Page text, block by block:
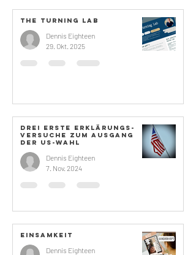
The Turning Lab
Dennis Eighteen
29. Okt. 2025
Drei erste Erklärungs-
versuche zum Ausgang
der US-Wahl
Dennis Eighteen
7. Nov. 2024
Einsamkeit
Dennis Eighteen